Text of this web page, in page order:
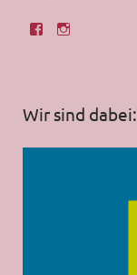
Wir sind dabei: